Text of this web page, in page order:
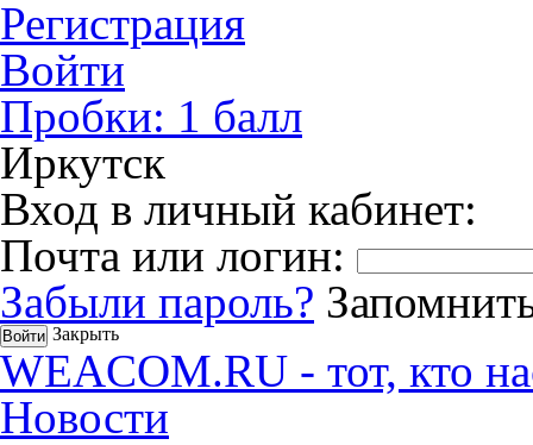
Регистрация
Войти
Пробки: 1 балл
Иркутск
Вход в личный кабинет:
Почта или логин:
Забыли пароль?
Закрыть
WEACOM.RU - тот, кто
Новости